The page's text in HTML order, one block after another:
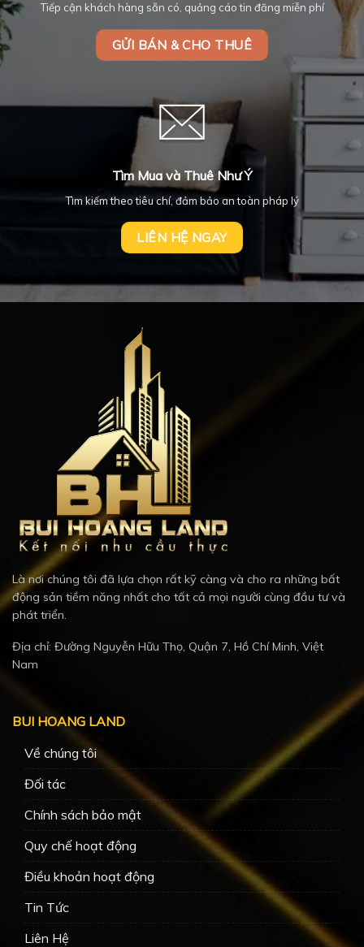
Tiếp cận khách hàng sẵn có, quảng cáo tin đăng miễn phí
GỬI BÁN & CHO THUÊ
Tìm Mua và Thuê Như Ý
Tìm kiếm theo tiêu chí, đảm bảo an toàn pháp lý
LIÊN HỆ NGAY
Là nơi chúng tôi đã lựa chọn rất kỹ càng và cho ra những bất
động sản tiềm năng nhất cho tất cả mọi người cùng đầu tư và
phát triển.
Địa chỉ: Đường Nguyễn Hữu Thọ, Quận 7, Hồ Chí Minh, Việt
Nam
BUI HOANG LAND
Về chúng tôi
Đối tác
Chính sách bảo mật
Quy chế hoạt động
Điều khoản hoạt động
Tin Tức
Liên Hệ